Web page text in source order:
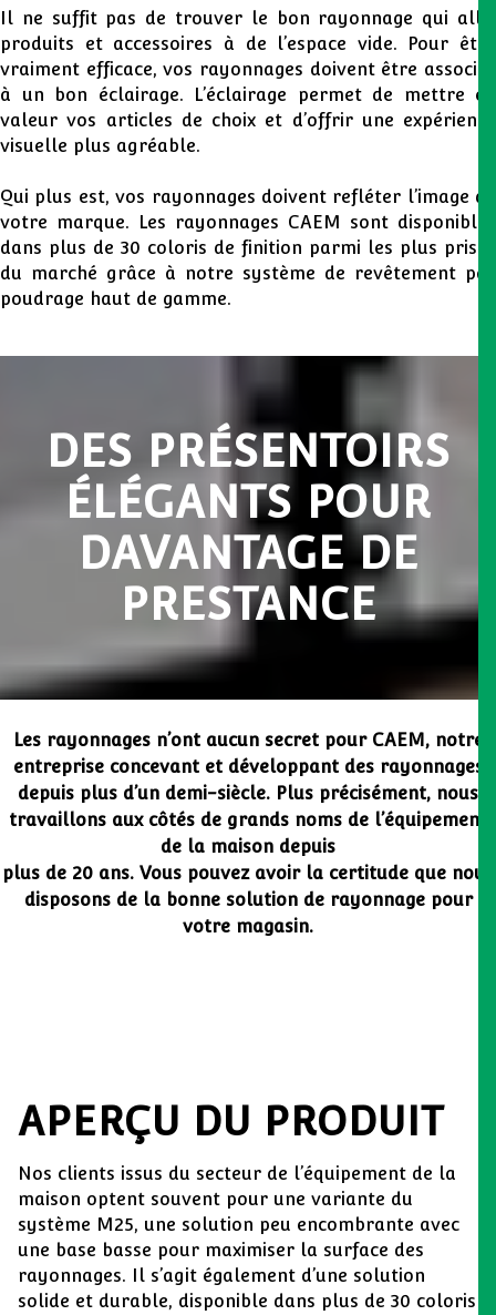
Il ne suffit pas de trouver le bon rayonnage qui allie
produits et accessoires à de l’espace vide. Pour être
vraiment efficace, vos rayonnages doivent être associés
à un bon éclairage. L’éclairage permet de mettre en
valeur vos articles de choix et d’offrir une expérience
visuelle plus agréable.
Qui plus est, vos rayonnages doivent refléter l’image de
votre marque. Les rayonnages CAEM sont disponibles
dans plus de 30 coloris de finition parmi les plus prisés
du marché grâce à notre système de revêtement par
poudrage haut de gamme.
DES PRÉSENTOIRS
ÉLÉGANTS POUR
DAVANTAGE DE
PRESTANCE
Les rayonnages n’ont aucun secret pour CAEM, notre
entreprise concevant et développant des rayonnages
depuis plus d’un demi-siècle. Plus précisément, nous
travaillons aux côtés de grands noms de l’équipement
de la maison depuis
plus de 20 ans. Vous pouvez avoir la certitude que nous
disposons de la bonne solution de rayonnage pour
votre magasin.
APERÇU DU PRODUIT
Nos clients issus du secteur de l’équipement de la
maison optent souvent pour une variante du
système M25, une solution peu encombrante avec
une base basse pour maximiser la surface des
rayonnages. Il s’agit également d’une solution
solide et durable, disponible dans plus de 30 coloris